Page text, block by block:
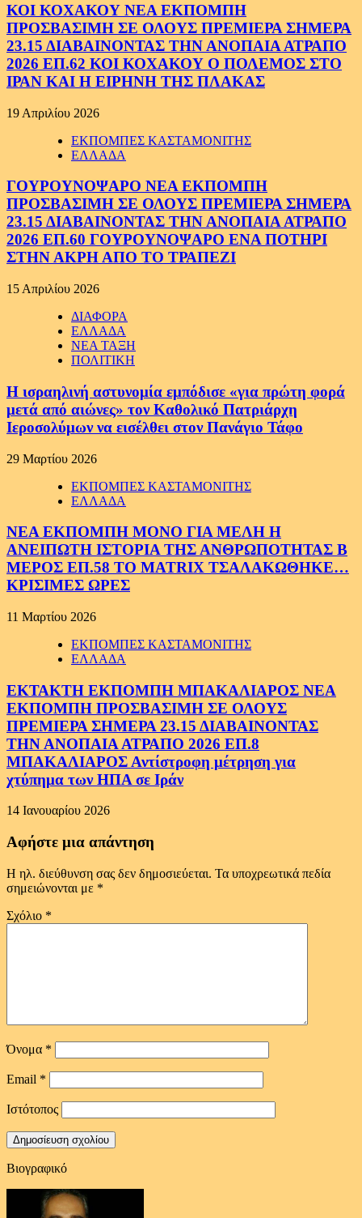
ΚΟΙ ΚΟΧΑΚΟΥ ΝΕΑ ΕΚΠΟΜΠΗ
ΠΡΟΣΒΑΣΙΜΗ ΣΕ ΟΛΟΥΣ ΠΡΕΜΙΕΡΑ ΣΗΜΕΡΑ
23.15 ΔΙΑΒΑΙΝΟΝΤΑΣ ΤΗΝ ΑΝΟΠΑΙΑ ΑΤΡΑΠΟ
2026 ΕΠ.62 ΚΟΙ ΚΟΧΑΚΟΥ Ο ΠΟΛΕΜΟΣ ΣΤΟ
ΙΡΑΝ ΚΑΙ Η ΕΙΡΗΝΗ ΤΗΣ ΠΛΑΚΑΣ
19 Απριλίου 2026
ΕΚΠΟΜΠΕΣ ΚΑΣΤΑΜΟΝΙΤΗΣ
ΕΛΛΑΔΑ
ΓΟΥΡΟΥΝΟΨΑΡΟ ΝΕΑ ΕΚΠΟΜΠΗ
ΠΡΟΣΒΑΣΙΜΗ ΣΕ ΟΛΟΥΣ ΠΡΕΜΙΕΡΑ ΣΗΜΕΡΑ
23.15 ΔΙΑΒΑΙΝΟΝΤΑΣ ΤΗΝ ΑΝΟΠΑΙΑ ΑΤΡΑΠΟ
2026 ΕΠ.60 ΓΟΥΡΟΥΝΟΨΑΡΟ ΕΝΑ ΠΟΤΗΡΙ
ΣΤΗΝ ΑΚΡΗ ΑΠΟ ΤΟ ΤΡΑΠΕΖΙ
15 Απριλίου 2026
ΔΙΑΦΟΡΑ
ΕΛΛΑΔΑ
ΝΕΑ ΤΑΞΗ
ΠΟΛΙΤΙΚΗ
Η ισραηλινή αστυνομία εμπόδισε «για πρώτη φορά
μετά από αιώνες» τον Καθολικό Πατριάρχη
Ιεροσολύμων να εισέλθει στον Πανάγιο Τάφο
29 Μαρτίου 2026
ΕΚΠΟΜΠΕΣ ΚΑΣΤΑΜΟΝΙΤΗΣ
ΕΛΛΑΔΑ
ΝΕΑ ΕΚΠΟΜΠΗ ΜΟΝΟ ΓΙΑ ΜΕΛΗ Η
ΑΝΕΙΠΩΤΗ ΙΣΤΟΡΙΑ ΤΗΣ ΑΝΘΡΩΠΟΤΗΤΑΣ Β
ΜΕΡΟΣ ΕΠ.58 ΤΟ MATRIX ΤΣΑΛΑΚΩΘΗΚΕ…
ΚΡΙΣΙΜΕΣ ΩΡΕΣ
11 Μαρτίου 2026
ΕΚΠΟΜΠΕΣ ΚΑΣΤΑΜΟΝΙΤΗΣ
ΕΛΛΑΔΑ
ΕΚΤΑΚΤΗ ΕΚΠΟΜΠΗ ΜΠΑΚΑΛΙΑΡΟΣ ΝΕΑ
ΕΚΠΟΜΠΗ ΠΡΟΣΒΑΣΙΜΗ ΣΕ ΟΛΟΥΣ
ΠΡΕΜΙΕΡΑ ΣΗΜΕΡΑ 23.15 ΔΙΑΒΑΙΝΟΝΤΑΣ
ΤΗΝ ΑΝΟΠΑΙΑ ΑΤΡΑΠΟ 2026 ΕΠ.8
ΜΠΑΚΑΛΙΑΡΟΣ Αντίστροφη μέτρηση για
χτύπημα των ΗΠΑ σε Ιράν
14 Ιανουαρίου 2026
Αφήστε μια απάντηση
Η ηλ. διεύθυνση σας δεν δημοσιεύεται. Τα υποχρεωτικά πεδία
σημειώνονται με *
Σχόλιο *
Όνομα *
Email *
Ιστότοπος
Βιογραφικό